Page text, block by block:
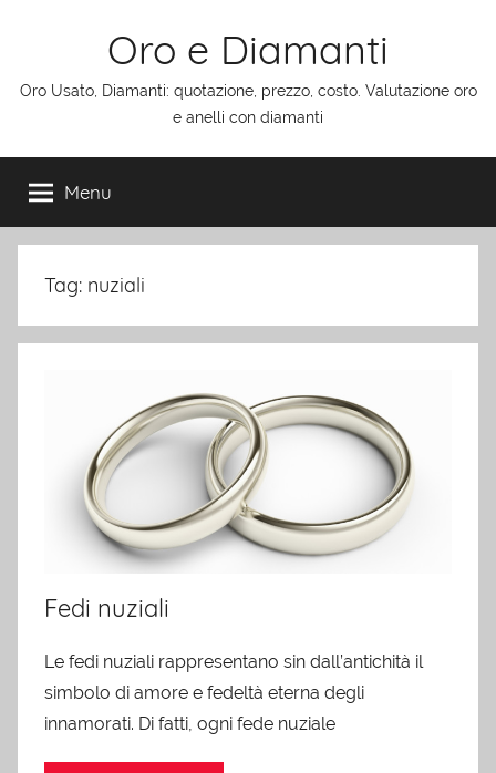
Oro e Diamanti
Oro Usato, Diamanti: quotazione, prezzo, costo. Valutazione oro
e anelli con diamanti
Menu
Tag: nuziali
Fedi nuziali
Le fedi nuziali rappresentano sin dall’antichità il
simbolo di amore e fedeltà eterna degli
innamorati. Di fatti, ogni fede nuziale